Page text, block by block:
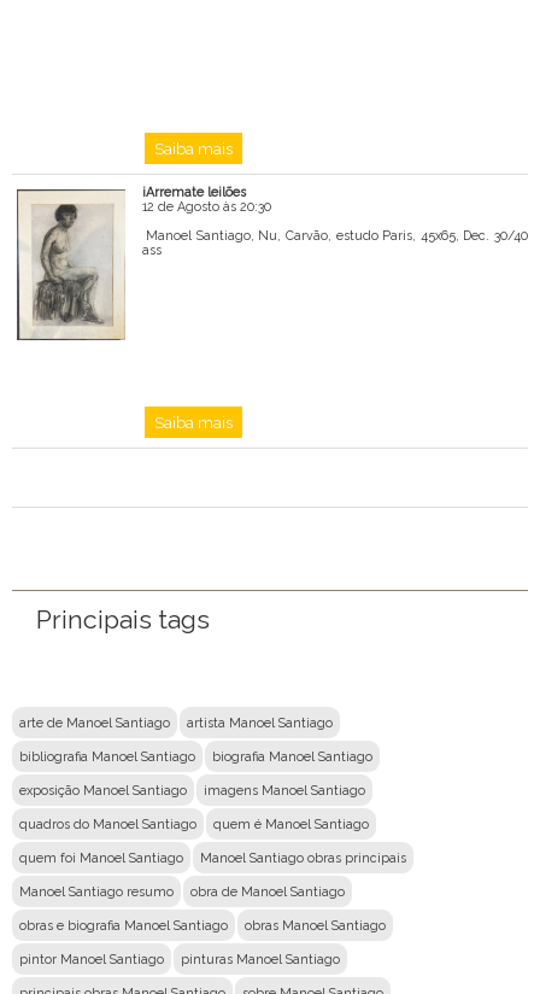
Saiba mais
iArremate leilões
12 de Agosto às 20:30
Manoel Santiago, Nu, Carvão, estudo Paris, 45x65, Dec. 30/40
ass
Saiba mais
Principais tags
arte de Manoel Santiago artista Manoel Santiago
bibliografia Manoel Santiago biografia Manoel Santiago
exposição Manoel Santiago imagens Manoel Santiago
quadros do Manoel Santiago quem é Manoel Santiago
quem foi Manoel Santiago Manoel Santiago obras principais
Manoel Santiago resumo obra de Manoel Santiago
obras e biografia Manoel Santiago obras Manoel Santiago
pintor Manoel Santiago pinturas Manoel Santiago